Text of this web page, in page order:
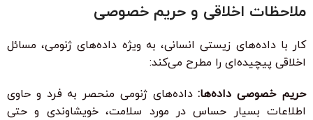
ملاحظات اخلاقی و حریم خصوصی
کار با داده‌های زیستی انسانی، به ویژه داده‌های ژنومی، مسائل
اخلاقی پیچیده‌ای را مطرح می‌کند:
حریم خصوصی داده‌ها:داده‌های ژنومی منحصر به فرد و حاوی
اطلاعات بسیار حساس در مورد سلامت، خویشاوندی و حتی